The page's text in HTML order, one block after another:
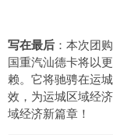
写在最后 ：本次团
国重汽汕德卡将以
赖。它将驰骋在运
效，为运城区域经
域经济新篇章！